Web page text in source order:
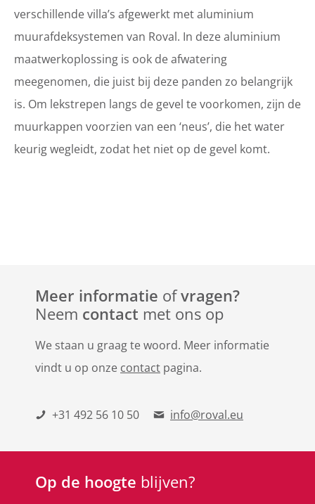
verschillende villa’s afgewerkt met aluminium
muurafdeksystemen van Roval. In deze aluminium
maatwerkoplossing is ook de afwatering
meegenomen, die juist bij deze panden zo belangrijk
is. Om lekstrepen langs de gevel te voorkomen, zijn de
muurkappen voorzien van een ‘neus’, die het water
keurig wegleidt, zodat het niet op de gevel komt.
Meer informatie ofvragen?
Neem contact met ons op
We staan u graag te woord. Meer informatie
vindt u op onze contact pagina.
+31 492 56 10 50 info@roval.eu
Op de hoogte blijven?